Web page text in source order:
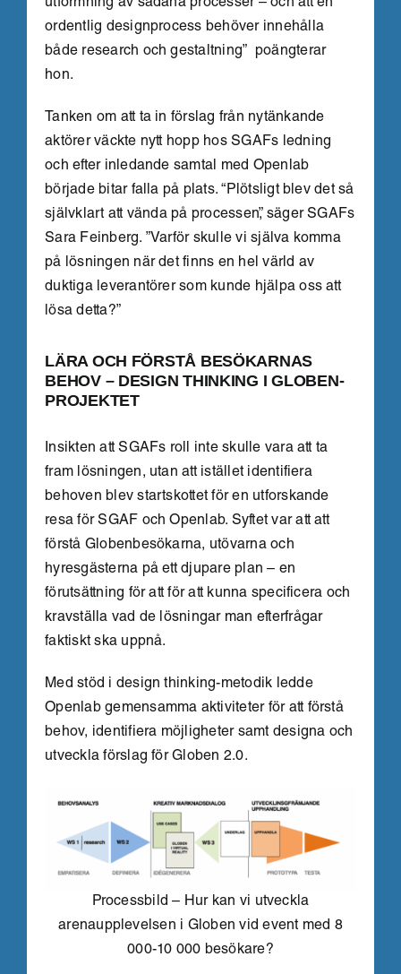
utformning av sådana processer – och att en
ordentlig designprocess behöver innehålla
både research och gestaltning” poängterar
hon.
Tanken om att ta in förslag från nytänkande
aktörer väckte nytt hopp hos SGAFs ledning
och efter inledande samtal med Openlab
började bitar falla på plats. “Plötsligt blev det så
självklart att vända på processen”, säger SGAFs
Sara Feinberg. ”Varför skulle vi själva komma
på lösningen när det finns en hel värld av
duktiga leverantörer som kunde hjälpa oss att
lösa detta?”
LÄRA OCH FÖRSTÅ BESÖKARNAS
BEHOV – DESIGN THINKING I GLOBEN-
PROJEKTET
Insikten att SGAFs roll inte skulle vara att ta
fram lösningen, utan att istället identifiera
behoven blev startskottet för en utforskande
resa för SGAF och Openlab. Syftet var att att
förstå Globenbesökarna, utövarna och
hyresgästerna på ett djupare plan – en
förutsättning för att för att kunna specificera och
kravställa vad de lösningar man efterfrågar
faktiskt ska uppnå.
Med stöd i design thinking-metodik ledde
Openlab gemensamma aktiviteter för att förstå
behov, identifiera möjligheter samt designa och
utveckla förslag för Globen 2.0.
Processbild – Hur kan vi utveckla
arenaupplevelsen i Globen vid event med 8
000-10 000 besökare?